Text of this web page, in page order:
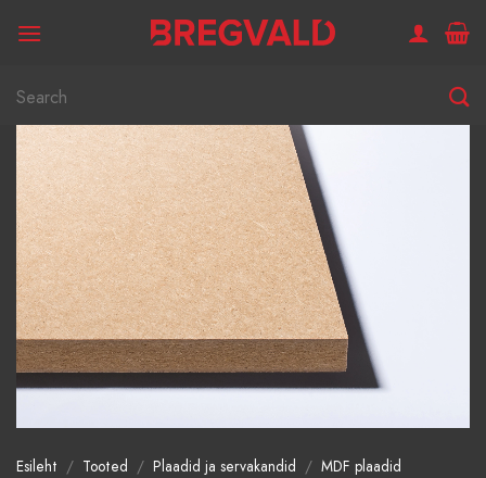
Otsi:
Esileht / Tooted / Plaadid ja servakandid / MDF plaadid